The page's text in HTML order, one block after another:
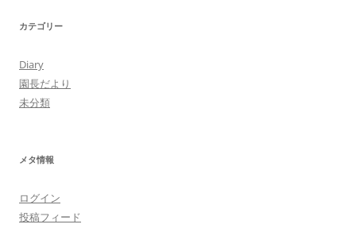
カテゴリー
Diary
園長だより
未分類
メタ情報
ログイン
投稿フィード